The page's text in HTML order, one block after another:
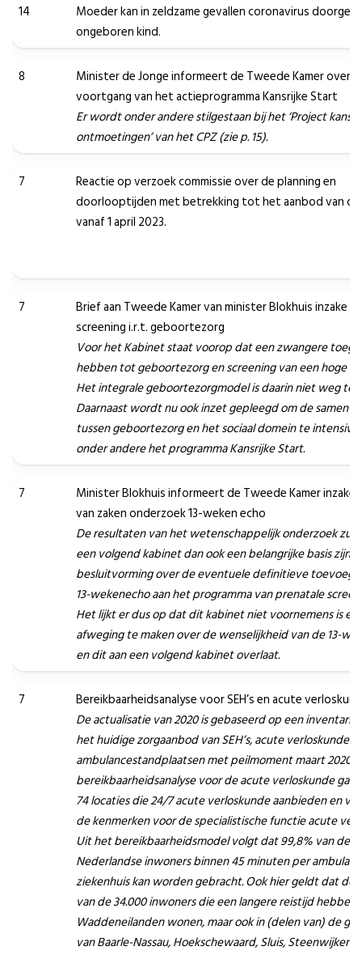
14
Moeder kan in zeldzame gevallen coronavirus
ongeboren kind.
8
Minister de Jonge informeert de Tweede Kamer over
voortgang van het actieprogramma Kansrijke Start
Er wordt onder andere stilgestaan bij het ‘Project
ontmoetingen’ van het CPZ (zie p. 15).
7
Reactie op verzoek commissie over de planning en
doorlooptijden met betrekking tot het aanbod van de
vanaf 1 april 2023.
7
Brief aan Tweede Kamer van minister Blokhuis inzake
screening i.r.t. geboortezorg
Voor het Kabinet staat voorop dat een zwangere
hebben tot geboortezorg en screening van een hoge
Het integrale geboortezorgmodel is daarin niet weg te
Daarnaast wordt nu ook inzet gepleegd om de
tussen geboortezorg en het sociaal domein te
onder andere het programma Kansrijke Start.
7
Minister Blokhuis informeert de Tweede Kamer inzake
van zaken onderzoek 13-weken echo
De resultaten van het wetenschappelijk onderzoek
een volgend kabinet dan ook een belangrijke basis zijn
besluitvorming over de eventuele definitieve
13-wekenecho aan het programma van prenatale
Het lijkt er dus op dat dit kabinet niet voornemens is
afweging te maken over de wenselijkheid van de 13-
en dit aan een volgend kabinet overlaat.
7
Bereikbaarheidsanalyse voor SEH’s en acute
De actualisatie van 2020 is gebaseerd op een
het huidige zorgaanbod van SEH’s, acute verloskunde
ambulancestandplaatsen met peilmoment maart 2020.
bereikbaarheidsanalyse voor de acute verloskunde
74 locaties die 24/7 acute verloskunde aanbieden en
de kenmerken voor de specialistische functie acute
Uit het bereikbaarheidsmodel volgt dat 99,8% van de
Nederlandse inwoners binnen 45 minuten per
ziekenhuis kan worden gebracht. Ook hier geldt dat de
van de 34.000 inwoners die een langere reistijd hebben
Waddeneilanden wonen, maar ook in (delen van) de
van Baarle-Nassau, Hoekschewaard, Sluis,